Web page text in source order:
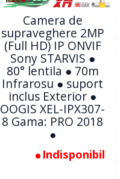
Camera de
supraveghere 2MP
(Full HD) IP ONVIF
Sony STARVIS ●
80° lentila ● 70m
Infrarosu ● suport
inclus Exterior ●
OOGIS XEL-IPX307-
8 Gama: PRO 2018
●
Indisponibil